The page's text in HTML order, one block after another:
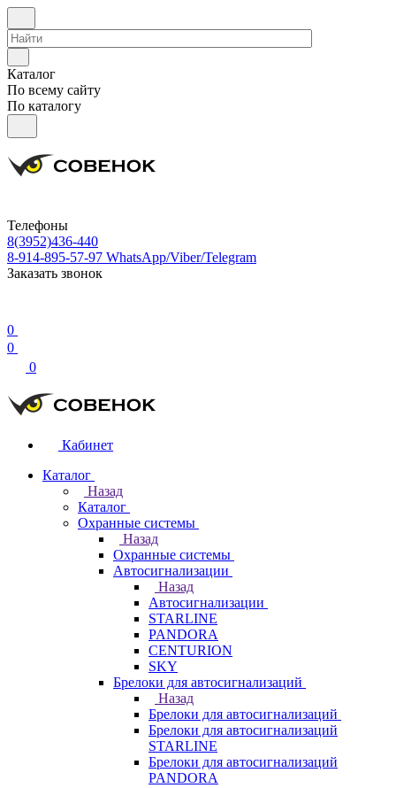
Каталог
По всему сайту
По каталогу
Телефоны
8(3952)436-440
8-914-895-57-97 WhatsApp/Viber/Telegram
Заказать звонок
0
0
0
Кабинет
Каталог
Назад
Каталог
Охранные системы
Назад
Охранные системы
Автосигнализации
Назад
Автосигнализации
STARLINE
PANDORA
CENTURION
SKY
Брелоки для автосигнализаций
Назад
Брелоки для автосигнализаций
Брелоки для автосигнализаций
STARLINE
Брелоки для автосигнализаций
PANDORA